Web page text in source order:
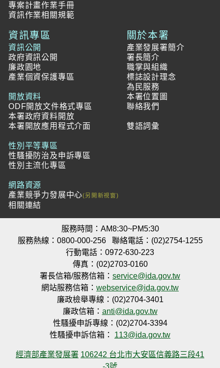
專案計畫作業手冊
資訊作業相關規範
資訊專區
資訊公開
政府資訊公開
廉政園地
產業個資保護專區
開放資料
ODF開放文件格式專區
本署政府資料開放
本署開放應用程式介面
性別平等專區
性騷擾防治及申訴專區
性別主流化專區
網路資源
產業競爭力發展中心
相關連結
關於本署
產業發展署簡介
署長簡介
職掌與組織
標誌設計理念
為民服務
本署位置圖
聯絡我們
雙語詞彙
服務時間：AM8:30~PM5:30
服務熱線：0800-000-256
聯絡電話：(02)2754-1255
行動電話：0972-630-223
傳真：(02)2703-0160
署長信箱/服務信箱： service@ida.gov.tw
網站服務信箱： webservice@ida.gov.tw
廉政檢舉專線：(02)2704-3401
廉政信箱： anti@ida.gov.tw
性騷擾申訴專線：(02)2704-3394
性騷擾申訴信箱： 113@ida.gov.tw
經濟部產業發展署 106242 台北市大安區信義路三段41
-3號